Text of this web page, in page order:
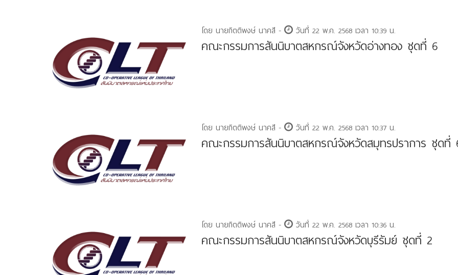
โดย นายกิตติพงษ์ นาคสี - วันที่ 22 พ.ค. 2568 เวลา 10:39 น.
คณะกรรมการสันนิบาตสหกรณ์จังหวัดอ่างทอง ชุดที่ 6
โดย นายกิตติพงษ์ นาคสี - วันที่ 22 พ.ค. 2568 เวลา 10:37 น.
คณะกรรมการสันนิบาตสหกรณ์จังหวัดสมุทรปราการ ชุดที่
โดย นายกิตติพงษ์ นาคสี - วันที่ 22 พ.ค. 2568 เวลา 10:36 น.
คณะกรรมการสันนิบาตสหกรณ์จังหวัดบุรีรัมย์ ชุดที่ 2